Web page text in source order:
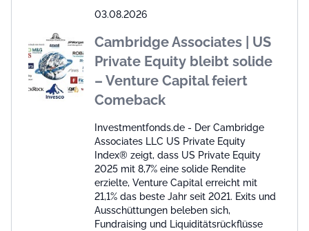
03.08.2026
Cambridge Associates | US
Private Equity bleibt solide
– Venture Capital feiert
Comeback
Investmentfonds.de - Der Cambridge
Associates LLC US Private Equity
Index® zeigt, dass US Private Equity
2025 mit 8,7% eine solide Rendite
erzielte, Venture Capital erreicht mit
21,1% das beste Jahr seit 2021. Exits und
Ausschüttungen beleben sich,
Fundraising und Liquiditätsrückflüsse